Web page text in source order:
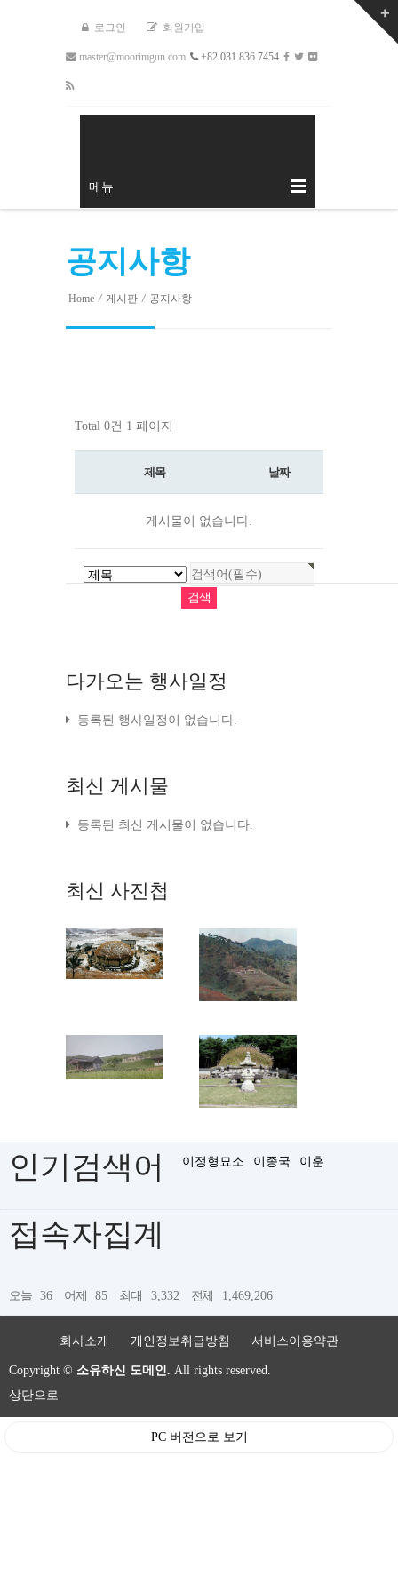
로그인 회원가입
master@moorimgun.com +82 031 836 7454
메뉴
공지사항
Home / 게시판 / 공지사항
Total 0건 1 페이지
제목 날짜
게시물이 없습니다.
다가오는 행사일정
등록된 행사일정이 없습니다.
최신 게시물
등록된 최신 게시물이 없습니다.
최신 사진첩
인기검색어 이정형묘소 이종국 이훈
접속자집계
오늘 36 어제 85 최대 3,332 전체 1,469,206
회사소개 개인정보취급방침 서비스이용약관
Copyright © 소유하신 도메인. All rights reserved.
상단으로
PC 버전으로 보기